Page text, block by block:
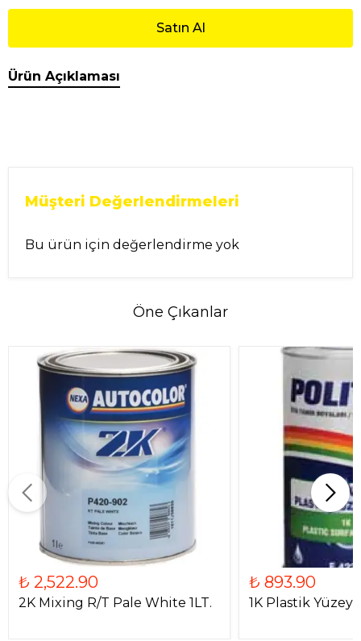
Satın Al
Ürün Açıklaması
Müşteri Değerlendirmeleri
Bu ürün için değerlendirme yok
Öne Çıkanlar
₺ 2,522.90
2K Mixing R/T Pale White 1LT.
₺ 893.90
1K Plastik Yüzey